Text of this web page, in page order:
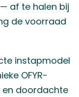
af te halen bij
de voorraad
instapmodel
OFYR-
en doordachte